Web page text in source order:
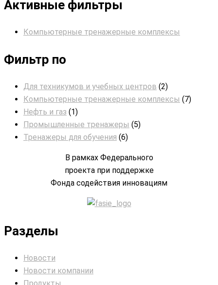
Активные фильтры
Компьютерные тренажерные комплексы
Фильтр по
Для техникумов и учебных центров (2)
Компьютерные тренажерные комплексы (7)
Нефть и газ (1)
Промышленные тренажеры (5)
Тренажеры для обучения (6)
В рамках Федерального
проекта при поддержке
Фонда содействия инновациям
Разделы
Новости
Новости компании